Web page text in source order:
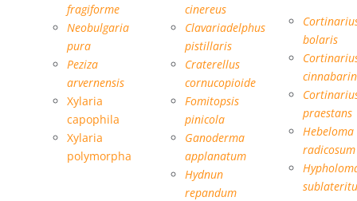
fragiforme
Neobulgaria
pura
Peziza
arvernensis
Xylaria
capophila
Xylaria
polymorpha
cinereus
Clavariadelphus
pistillaris
Craterellus
cornucopioide
Fomitopsis
pinicola
Ganoderma
applanatum
Hydnun
repandum
bolaris
praestans
Hebeloma
radicosum